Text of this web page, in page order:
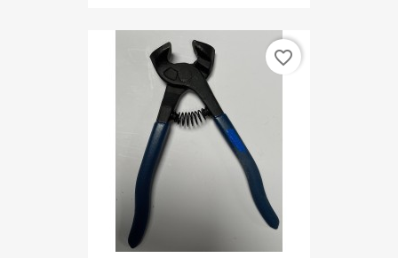
favorite_border